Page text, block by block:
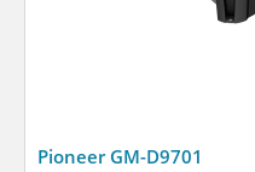
Pioneer GM-D9701